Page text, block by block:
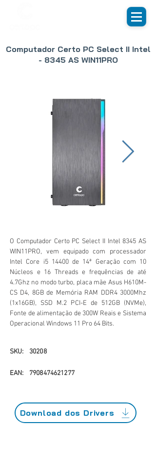
Computador Certo PC Select II Intel
- 8345 AS WIN11PRO
O Computador Certo PC Select II Intel 8345 AS
WIN11PRO, vem equipado com processador
Intel Core i5 14400 de 14ª Geração com 10
Núcleos e 16 Threads e frequências de até
4.7Ghz no modo turbo, placa mãe Asus H610M-
CS D4, 8GB de Memória RAM DDR4 3000Mhz
(1x16GB), SSD M.2 PCI-E de 512GB (NVMe),
Fonte de alimentação de 300W Reais e Sistema
Operacional Windows 11 Pro 64 Bits.
SKU: 30208
EAN: 7908474621277
Download dos Drivers